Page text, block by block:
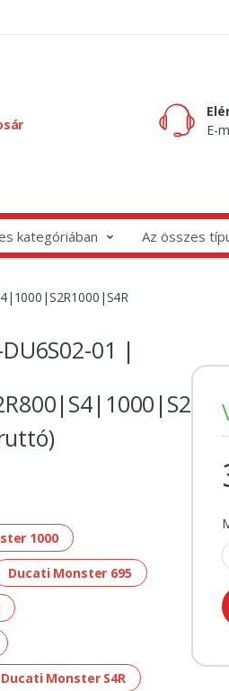
E-
kategóriában Az összes
01 |
1000
Ducati Monster 695
Ducati Monster S4R